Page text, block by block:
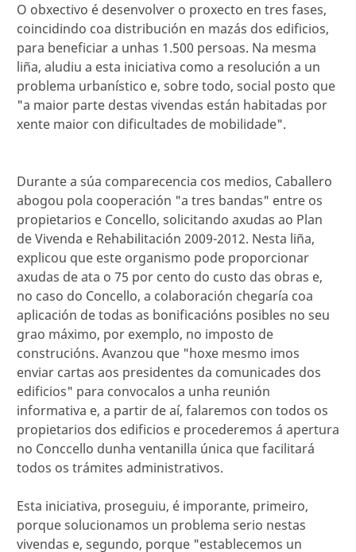
O obxectivo é desenvolver o proxecto en tres fases,
coincidindo coa distribución en mazás dos edificios,
para beneficiar a unhas 1.500 persoas. Na mesma
liña, aludiu a esta iniciativa como a resolución a un
problema urbanístico e, sobre todo, social posto que
"a maior parte destas vivendas están habitadas por
xente maior con dificultades de mobilidade".
Durante a súa comparecencia cos medios, Caballero
abogou pola cooperación "a tres bandas" entre os
propietarios e Concello, solicitando axudas ao Plan
de Vivenda e Rehabilitación 2009-2012. Nesta liña,
explicou que este organismo pode proporcionar
axudas de ata o 75 por cento do custo das obras e,
no caso do Concello, a colaboración chegaría coa
aplicación de todas as bonificacións posibles no seu
grao máximo, por exemplo, no imposto de
construcións. Avanzou que "hoxe mesmo imos
enviar cartas aos presidentes da comunicades dos
edificios" para convocalos a unha reunión
informativa e, a partir de aí, falaremos con todos os
propietarios dos edificios e procederemos á apertura
no Conccello dunha ventanilla única que facilitará
todos os trámites administrativos.
Esta iniciativa, proseguiu, é imporante, primeiro,
porque solucionamos un problema serio nestas
vivendas e, segundo, porque "establecemos un